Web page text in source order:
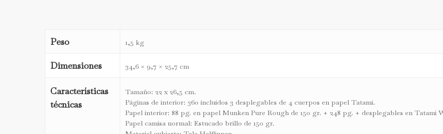
Peso 1,5 kg
Dimensiones 34,6 × 9,7 × 25,7 cm
Características
técnicas
Tamaño: 22 x 26,5 cm.
Páginas de interior: 360 incluidos 3 desplegables de 4 cuerpos en papel Tatami.
Papel interior: 88 pg. en papel Munken Pure Rough de 150 gr. + 248 pg. + desplegables en Tatami
Papel camisa normal: Estucado brillo de 150 gr.